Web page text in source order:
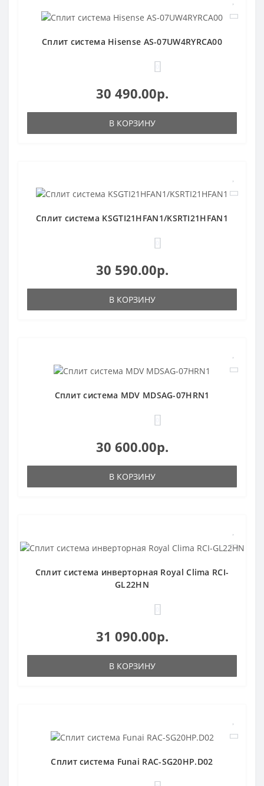
Сплит система Hisense AS-07UW4RYRCA00
30 490.00р.
В КОРЗИНУ
Сплит система KSGTI21HFAN1/KSRTI21HFAN1
30 590.00р.
В КОРЗИНУ
Сплит система MDV MDSAG-07HRN1
30 600.00р.
В КОРЗИНУ
Сплит система инверторная Royal Clima RCI-
GL22HN
31 090.00р.
В КОРЗИНУ
Сплит система Funai RAC-SG20HP.D02